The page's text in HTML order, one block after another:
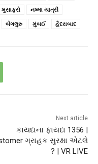
મુસાફરો
નમ્મા યાત્રી
બેંગલુરુ મુંબઈ હૈદરાબાદ
Next article
કાયદાના ફાયદા 1356 |
ગ્રાહક સુરક્ષા એટલે
? | VR LIVE